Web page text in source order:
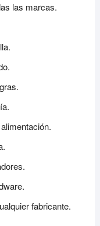
las marcas.
fabricante.